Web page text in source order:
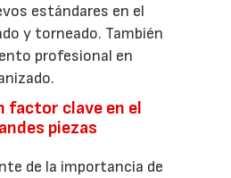
estándares en el
y torneado. También
profesional en
factor clave en el
piezas
de la importancia de